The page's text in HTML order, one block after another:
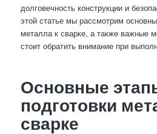
долговечность конструкции и
этой статье мы рассмотрим
металла к сварке, а также важные
стоит обратить внимание при
Основные
подготовки
сварке